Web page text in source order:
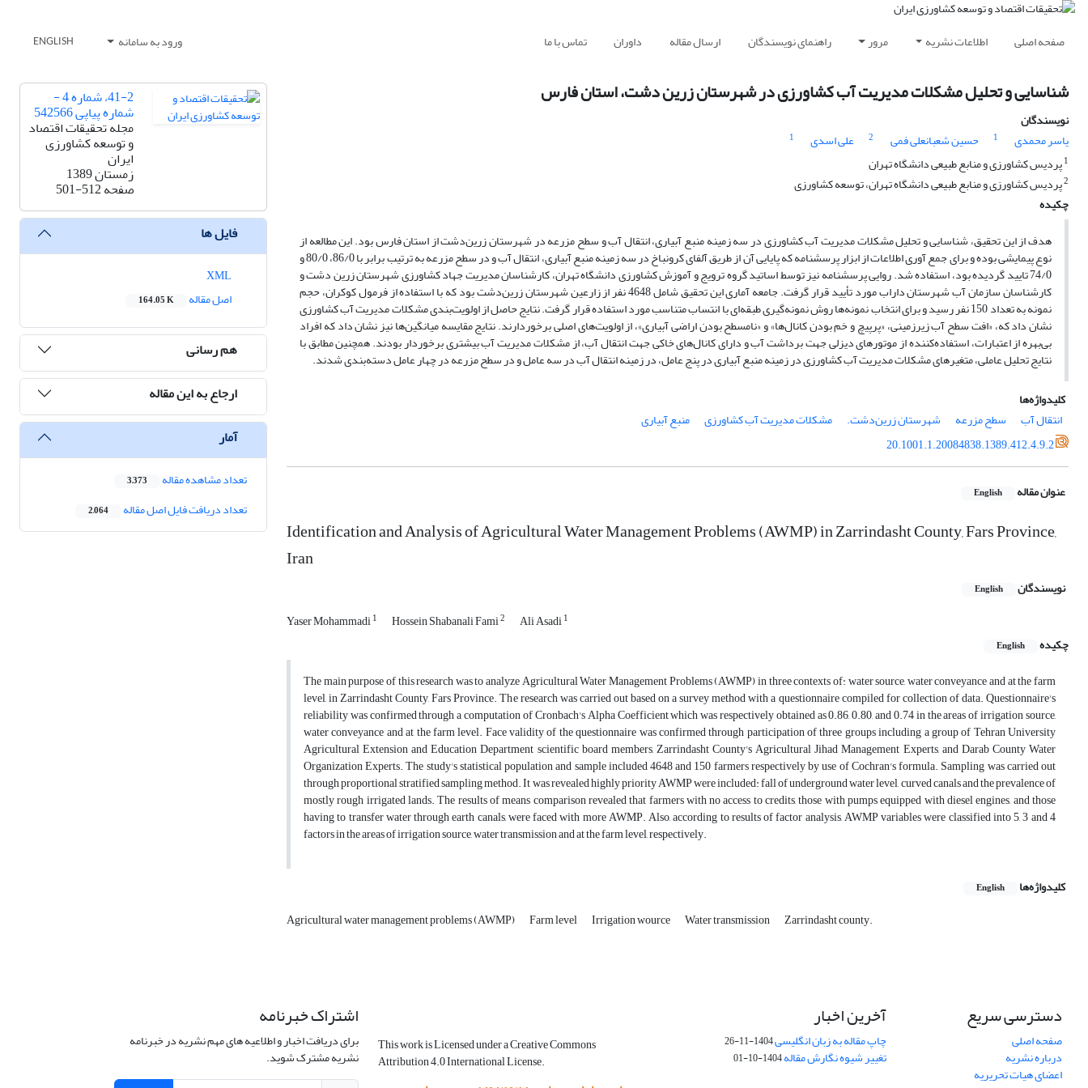
صفحه اصلی اطلاعات نشریه مرور راهنمای نویسندگان ارسال مقاله داوران تماس با ما ورود به سامانه ENGLISH
شناسایی و تحلیل مشکلات مدیریت آب کشاورزی در شهرستان زرین دشت، استان فارس
نویسندگان
یاسر محمدی
1 حسین شعبانعلی فمی 2 علی اسدی
1
1پردیس کشاورزی و منابع طبیعی دانشگاه تهران
2پردیس کشاورزی و منابع طبیعی دانشگاه تهران، توسعه کشاورزی
چکیده
هدف از این تحقیق، شناسایی و تحلیل مشکلات مدیریت آب کشاورزی در سه زمینه منبع آبیاری، انتقال آب و سطح مزرعه در شهرستان زرین‌دشت از استان فارس بود. این مطالعه از
نوع پیمایشی بوده و برای جمع آوری اطلاعات از ابزار پرسشنامه که پایایی آن از طریق آلفای کرونباخ در سه زمینه منبع آبیاری، انتقال آب و در سطح مزرعه به ترتیب برابر با 86/0، 80/0 و
74/0 تایید گردیده بود، استفاده شد. روایی پرسشنامه نیز توسط اساتید گروه ترویج و آموزش کشاورزی دانشگاه تهران، کارشناسان مدیریت جهاد کشاورزی شهرستان زرین دشت و
کارشناسان سازمان آب شهرستان داراب مورد تأیید قرار گرفت. جامعه آماری این تحقیق شامل 4648 نفر از زارعین شهرستان زرین‌دشت بود که با استفاده از فرمول کوکران، حجم
نمونه به تعداد 150 نفر رسید و برای انتخاب نمونه‌ها روش نمونه‌گیری طبقه‌ای با انتساب متناسب مورد استفاده قرار گرفت. نتایج حاصل از اولویت‌بندی مشکلات مدیریت آب کشاورزی
نشان داد که، «افت سطح آب زیرزمینی، «پرپیچ و خم بودن کانال‌ها» و «نا‌مسطح بودن اراضی آبیاری»، از اولویت‌های اصلی برخوردارند. نتایج مقایسه میانگین‌ها نیز نشان داد که افراد
بی‌بهره از اعتبارات، استفاده‌کننده از موتورهای دیزلی جهت برداشت آب و دارای کانال‌های خاکی جهت انتقال آب، از مشکلات مدیریت آب بیشتری برخوردار بودند. همچنین مطابق با
نتایج تحلیل عاملی، متغیرهای مشکلات مدیریت آب کشاورزی در زمینه منبع آبیاری در پنج عامل، در زمینه انتقال آب در سه عامل و در سطح مزرعه در چهار عامل دسته‌بندی شدند.
کلیدواژه‌ها
انتقال آب
سطح مزرعه شهرستان زرین‌دشت. مشکلات مدیریت آب کشاورزی
منبع آبیاری
20.1001.1.20084838.1389.412.4.9.2
عنوان مقاله English
Identification and Analysis of Agricultural Water Management Problems (AWMP) in Zarrindasht County, Fars Province,
Iran
نویسندگان English
Yaser Mohammadi1 Hossein Shabanali Fami2 Ali Asadi1
چکیده English
The main purpose of this research was to analyze Agricultural Water Management Problems (AWMP) in three contexts of: water source, water conveyance and at the farm
level, in Zarrindasht County, Fars Province. The research was carried out based on a survey method with a questionnaire compiled for collection of data. Questionnaire's
reliability was confirmed through a computation of Cronbach's Alpha Coefficient which was respectively obtained as 0.86, 0.80, and 0.74 in the areas of irrigation source,
water conveyance and at the farm level. Face validity of the questionnaire was confirmed through participation of three groups including a group of Tehran University
Agricultural Extension and Education Department scientific board members, Zarrindasht County's Agricultural Jihad Management Experts, and Darab County Water
Organization Experts. The study's statistical population and sample included 4648 and 150 farmers respectively by use of Cochran's formula. Sampling was carried out
through proportional stratified sampling method. It was revealed highly priority AWMP were included: fall of underground water level, curved canals and the prevalence of
mostly rough irrigated lands. The results of means comparison revealed that farmers with no access to credits, those with pumps equipped with diesel engines, and those
having to transfer water through earth canals, were faced with more AWMP. Also, according to results of factor analysis, AWMP variables were classified into 5, 3 and 4
factors in the areas of irrigation source, water transmission and at the farm level, respectively.
کلیدواژه‌ها English
Agricultural water management problems (AWMP) Farm level Irrigation wource Water transmission Zarrindasht county.
41-2، شماره 4 -
شماره پیاپی 542566
مجله تحقیقات اقتصاد
و توسعه کشاورزی
ایران
زمستان 1389
صفحه501-512
فایل ها
اصل مقاله
164.05 K
هم رسانی
ارجاع به این مقاله
آمار
تعداد مشاهده مقاله 3,373
تعداد دریافت فایل اصل مقاله 2,064
دسترسی سریع
صفحه اصلی
درباره نشریه
اعضای هیات تحریریه
آخرین اخبار
چاپ مقاله به زبان انگلیسی1404-11-26
تغییر شیوه نگارش مقاله1404-10-01
This work is Licensed under a Creative Commons
Attribution 4.0 International License.
اشتراک خبرنامه
برای دریافت اخبار و اطلاعیه های مهم نشریه در خبرنامه
نشریه مشترک شوید.